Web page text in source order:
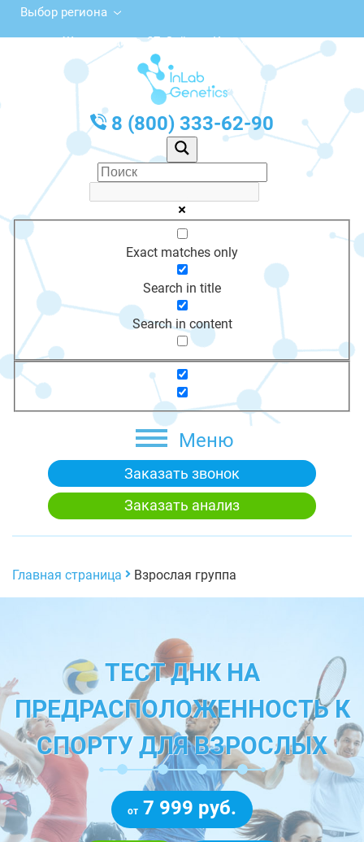
Выбор региона
ул. Жангельдина, 37, Зайсан, Казахстан
с 10:00 до 20:00
График работы: Пн-Пт с 10:00 до 20:00
8 (800) 333-62-90
Exact matches only
Search in title
Search in content
Меню
Заказать звонок
Заказать анализ
Главная страница Взрослая группа
ТЕСТ ДНК НА
ПРЕДРАСПОЛОЖЕННОСТЬ К
СПОРТУ ДЛЯ ВЗРОСЛЫХ
от 7 999 руб.